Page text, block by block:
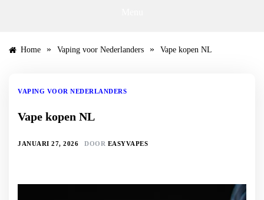
Home » Vaping voor Nederlanders » Vape kopen NL
VAPING VOOR NEDERLANDERS
Vape kopen NL
JANUARI 27, 2026 DOOR EASYVAPES